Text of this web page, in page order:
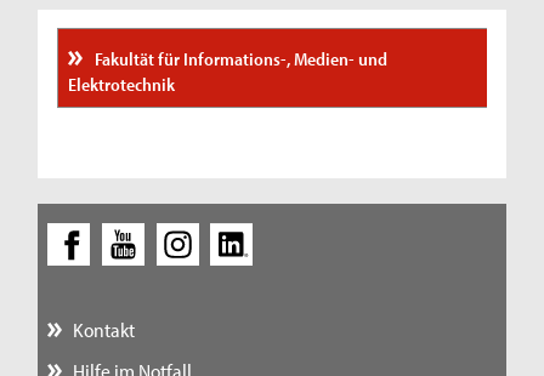
Fakultät für Informations-, Medien- und
Elektrotechnik
Kontakt
Hilfe im Notfall